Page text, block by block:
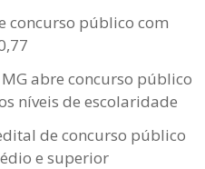
concurso público com
abre concurso público
níveis de escolaridade
de concurso público
e superior